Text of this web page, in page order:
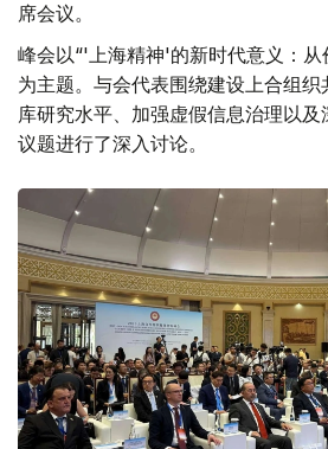
席会议。
峰会以“'上海精神'的新时代意义：从
为主题。与会代表围绕建设上合组
库研究水平、加强虚假信息治理以
议题进行了深入讨论。